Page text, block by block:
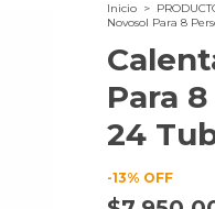
Inicio >
Novosol Para 8
Para
24
-13% OFF